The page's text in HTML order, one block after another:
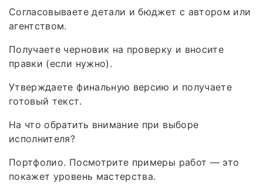
Согласовываете детали и бюджет с автором или
агентством.
Получаете черновик на проверку и вносите
правки (если нужно).
Утверждаете финальную версию и получаете
готовый текст.
На что обратить внимание при выборе
исполнителя?
Портфолио. Посмотрите примеры работ — это
покажет уровень мастерства.